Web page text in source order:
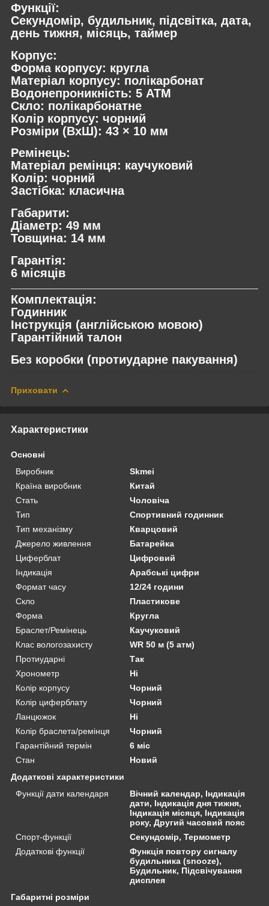
Функції:
Секундомір, будильник, підсвітка, дата,
день тижня, місяць, таймер
Корпус:
Форма корпусу: кругла
Матеріал корпусу: полікарбонат
Водонепроникність: 5 ATM
Скло: полікарбонатне
Колір корпусу: чорний
Розміри (ВхШ): 43 × 10 мм
Ремінець:
Матеріал ремінця: каучуковий
Колір: чорний
Застібка: класична
Габарити:
Діаметр: 49 мм
Товщина: 14 мм
Гарантія:
6 місяців
Комплектація:
Годинник
Інструкція (англійською мовою)
Гарантійний талон
Без коробки (протиударне пакування)
Приховати
Характеристики
Основні
Виробник
Skmei
Країна виробник
Китай
Стать
Чоловіча
Тип
Спортивний годинник
Тип механізму
Кварцовий
Джерело живлення
Батарейка
Циферблат
Цифровий
Індикація
Арабські цифри
Формат часу
12/24 години
Скло
Пластикове
Форма
Кругла
Браслет/Ремінець
Каучуковий
Клас вологозахисту
WR 50 м (5 атм)
Протиударні
Так
Хронометр
Ні
Колір корпусу
Чорний
Колір циферблату
Чорний
Ланцюжок
Ні
Колір браслета/ремінця
Чорний
Гарантійний термін
6 міс
Стан
Новий
Додаткові характеристики
Функції дати календаря
Вічний календар, Індикація
дати, Індикація дня тижня,
Індикація місяця, Індикація
року, Другий часовий пояс
Спорт-функції
Секундомір, Термометр
Додаткові функції
Функція повтору сигналу
будильника (snooze),
Будильник, Підсвічування
дисплея
Габаритні розміри